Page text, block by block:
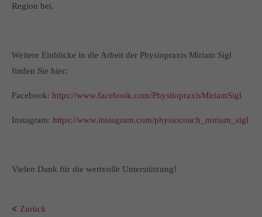
Region bei.
Weitere Einblicke in die Arbeit der Physiopraxis Miriam Sigl
finden Sie hier:
Facebook: https://www.facebook.com/PhystiopraxisMiriamSigl
Instagram: https://www.instagram.com/physiocoach_miriam_sigl
Vielen Dank für die wertvolle Unterstützung!
Zurück